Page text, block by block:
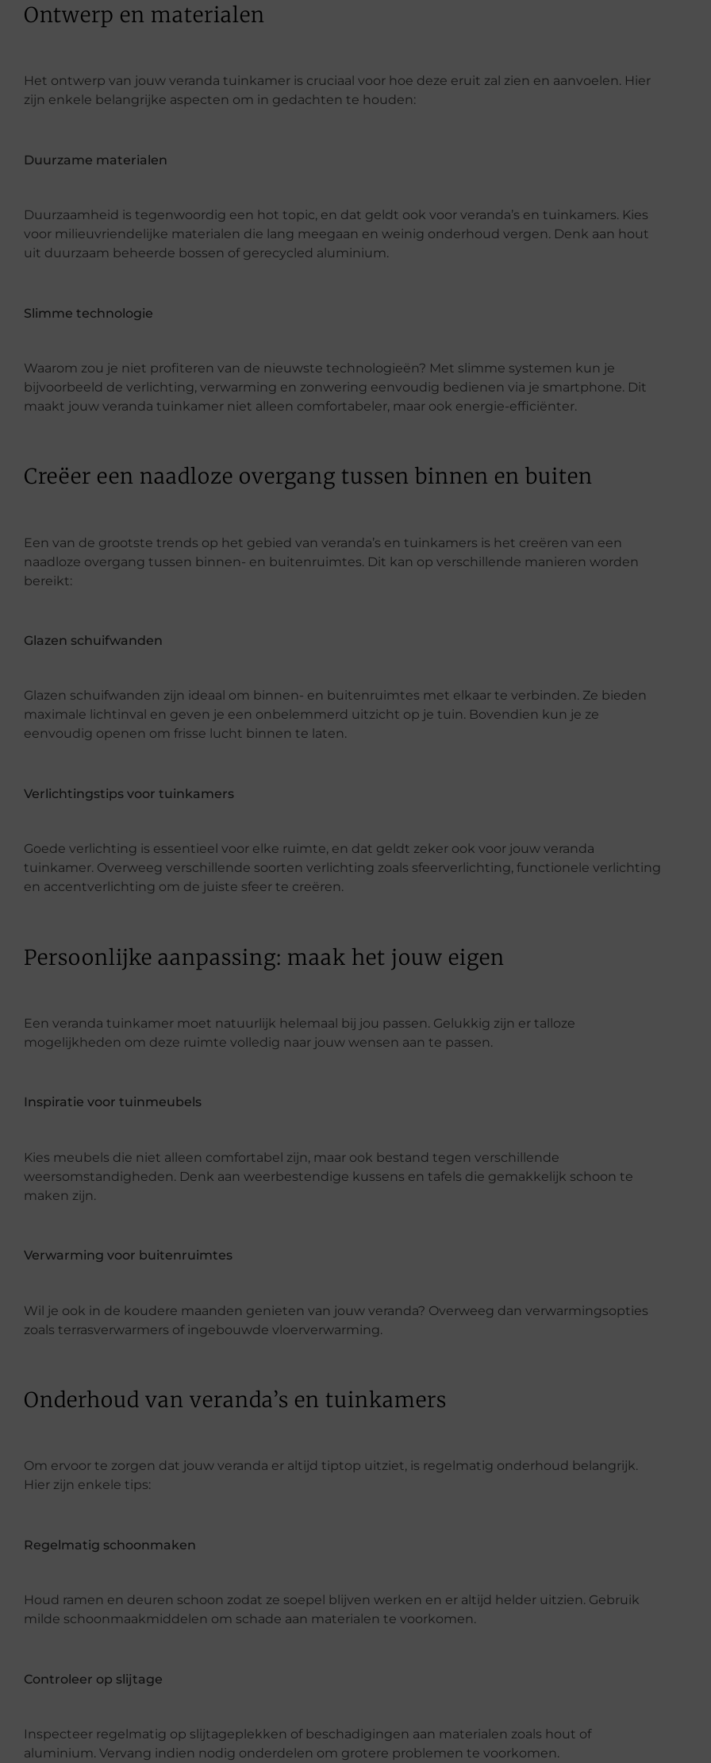
Ontwerp en materialen
Het ontwerp van jouw veranda tuinkamer is cruciaal voor hoe deze eruit zal zien en aanvoelen. Hier
zijn enkele belangrijke aspecten om in gedachten te houden:
Duurzame materialen
Duurzaamheid is tegenwoordig een hot topic, en dat geldt ook voor veranda’s en tuinkamers. Kies
voor milieuvriendelijke materialen die lang meegaan en weinig onderhoud vergen. Denk aan hout
uit duurzaam beheerde bossen of gerecycled aluminium.
Slimme technologie
Waarom zou je niet profiteren van de nieuwste technologieën? Met slimme systemen kun je
bijvoorbeeld de verlichting, verwarming en zonwering eenvoudig bedienen via je smartphone. Dit
maakt jouw veranda tuinkamer niet alleen comfortabeler, maar ook energie-efficiënter.
Creëer een naadloze overgang tussen binnen en buiten
Een van de grootste trends op het gebied van veranda’s en tuinkamers is het creëren van een
naadloze overgang tussen binnen- en buitenruimtes. Dit kan op verschillende manieren worden
bereikt:
Glazen schuifwanden
Glazen schuifwanden zijn ideaal om binnen- en buitenruimtes met elkaar te verbinden. Ze bieden
maximale lichtinval en geven je een onbelemmerd uitzicht op je tuin. Bovendien kun je ze
eenvoudig openen om frisse lucht binnen te laten.
Verlichtingstips voor tuinkamers
Goede verlichting is essentieel voor elke ruimte, en dat geldt zeker ook voor jouw veranda
tuinkamer. Overweeg verschillende soorten verlichting zoals sfeerverlichting, functionele verlichting
en accentverlichting om de juiste sfeer te creëren.
Persoonlijke aanpassing: maak het jouw eigen
Een veranda tuinkamer moet natuurlijk helemaal bij jou passen. Gelukkig zijn er talloze
mogelijkheden om deze ruimte volledig naar jouw wensen aan te passen.
Inspiratie voor tuinmeubels
Kies meubels die niet alleen comfortabel zijn, maar ook bestand tegen verschillende
weersomstandigheden. Denk aan weerbestendige kussens en tafels die gemakkelijk schoon te
maken zijn.
Verwarming voor buitenruimtes
Wil je ook in de koudere maanden genieten van jouw veranda? Overweeg dan verwarmingsopties
zoals terrasverwarmers of ingebouwde vloerverwarming.
Onderhoud van veranda’s en tuinkamers
Om ervoor te zorgen dat jouw veranda er altijd tiptop uitziet, is regelmatig onderhoud belangrijk.
Hier zijn enkele tips:
Regelmatig schoonmaken
Houd ramen en deuren schoon zodat ze soepel blijven werken en er altijd helder uitzien. Gebruik
milde schoonmaakmiddelen om schade aan materialen te voorkomen.
Controleer op slijtage
Inspecteer regelmatig op slijtageplekken of beschadigingen aan materialen zoals hout of
aluminium. Vervang indien nodig onderdelen om grotere problemen te voorkomen.